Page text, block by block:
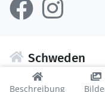
Beschreibung
Schweden
Inseln (445)